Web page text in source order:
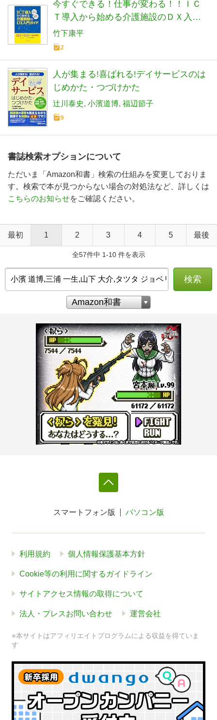
今すぐできる！仕事が変わる！！ＩＣ
Ｔ導入から始める介護施設のＤＸ入門
ガイド ―準備から運用まで徹底解説
―
竹下康平
2
人が集まる!喜ばれる!デイサービスのは
じめかた・つづけかた
辻川泰史 小濱道博 福辺節子
9
書誌検索オプションについて
ただいま「Amazon和書」検索の仕組みを変更しておりま
す。検索で本が見つからない場合の対処法など、詳しくは
こちらのお知らせをご確認ください。
最初 1 2 3 4 5 最後
全57件中 1-10 件を表示
検索
スマートフォン版 パソコン版
利用規約 個人情報保護基本方針
Cookie等の利用に関するガイドライン
サイトアクセス情報の取得について
法人・プレスお問い合わせ 運営会社
※本サイトはアフィリエイトプログラムによる収益を得ていま
す